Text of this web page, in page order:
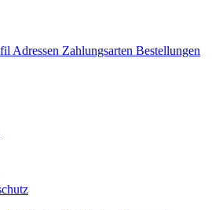
Adressen Zahlungsarten Bestellungen